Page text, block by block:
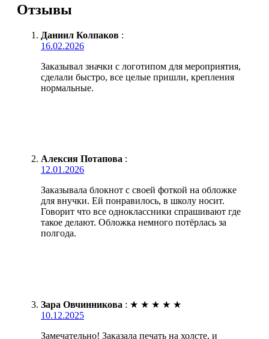
Отзывы
Даниил Колпаков :
16.02.2026
Заказывал значки с логотипом для мероприятия,
сделали быстро, все целые пришли, крепления
нормальные.
Алексия Потапова :
12.01.2026
Заказывала блокнот с своей фоткой на обложке
для внучки. Ей понравилось, в школу носит.
Говорит что все одноклассники спрашивают где
такое делают. Обложка немного потёрлась за
полгода.
Зара Овчинникова : ★ ★ ★ ★ ★
10.12.2025
Замечательно! Заказала печать на холсте, и